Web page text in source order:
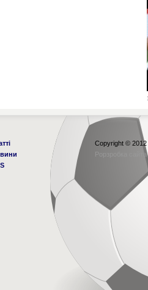
Copyright © 2012
Рорзробка